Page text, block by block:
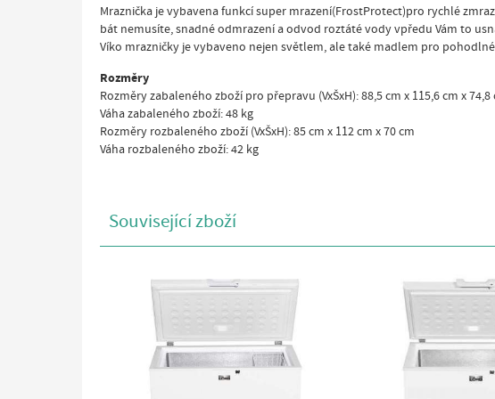
Mraznička je vybavena funkcí super mrazení(FrostProtect)pro rychlé
bát nemusíte, snadné odmrazení a odvod roztáté vody vpředu Vám to
Víko mrazničky je vybaveno nejen světlem, ale také madlem pro
Rozměry
Rozměry zabaleného zboží pro přepravu (VxŠxH): 88,5 cm x 115,6 cm x 74,8
Váha zabaleného zboží: 48 kg
Rozměry rozbaleného zboží (VxŠxH): 85 cm x 112 cm x 70 cm
Váha rozbaleného zboží: 42 kg
Související zboží